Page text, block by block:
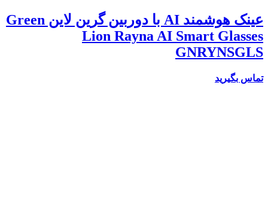
عينک هوشمند AI با دوربين گرین لاین Green
Lion Rayna AI Smart Glasses
GNRYNSGLS
تماس بگیرید